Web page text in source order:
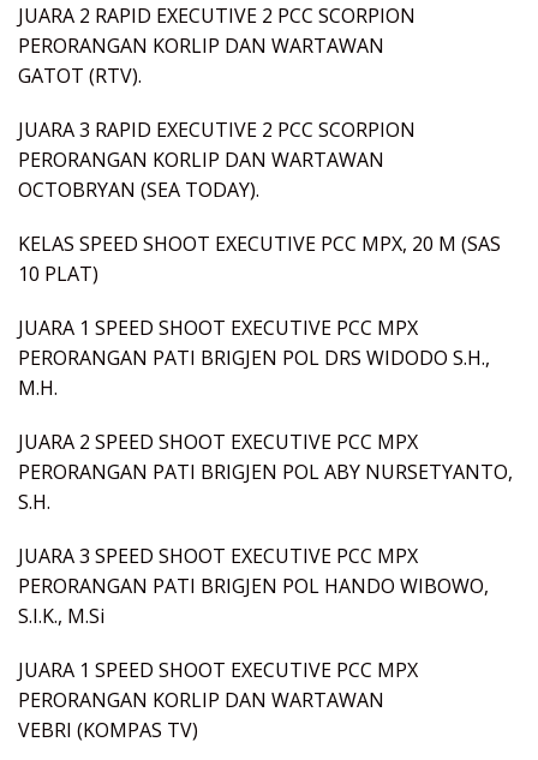
JUARA 2 RAPID EXECUTIVE 2 PCC SCORPION
PERORANGAN KORLIP DAN WARTAWAN
GATOT (RTV).
JUARA 3 RAPID EXECUTIVE 2 PCC SCORPION
PERORANGAN KORLIP DAN WARTAWAN
OCTOBRYAN (SEA TODAY).
KELAS SPEED SHOOT EXECUTIVE PCC MPX, 20 M (SAS
10 PLAT)
JUARA 1 SPEED SHOOT EXECUTIVE PCC MPX
PERORANGAN PATI BRIGJEN POL DRS WIDODO S.H.,
M.H.
JUARA 2 SPEED SHOOT EXECUTIVE PCC MPX
PERORANGAN PATI BRIGJEN POL ABY NURSETYANTO,
S.H.
JUARA 3 SPEED SHOOT EXECUTIVE PCC MPX
PERORANGAN PATI BRIGJEN POL HANDO WIBOWO,
S.I.K., M.Si
JUARA 1 SPEED SHOOT EXECUTIVE PCC MPX
PERORANGAN KORLIP DAN WARTAWAN
VEBRI (KOMPAS TV)